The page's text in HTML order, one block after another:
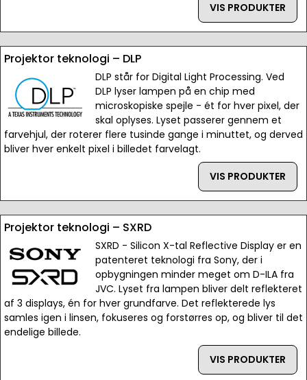
VIS PRODUKTER
Projektor teknologi – DLP
DLP står for Digital Light Processing. Ved
DLP lyser lampen på en chip med
microskopiske spejle - ét for hver pixel, der
skal oplyses. Lyset passerer gennem et
farvehjul, der roterer flere tusinde gange i minuttet, og derved
bliver hver enkelt pixel i billedet farvelagt.
VIS PRODUKTER
Projektor teknologi – SXRD
SXRD - Silicon X-tal Reflective Display er en
patenteret teknologi fra Sony, der i
opbygningen minder meget om D-ILA fra
JVC. Lyset fra lampen bliver delt reflekteret
af 3 displays, én for hver grundfarve. Det reflekterede lys
samles igen i linsen, fokuseres og forstørres op, og bliver til det
endelige billede.
VIS PRODUKTER